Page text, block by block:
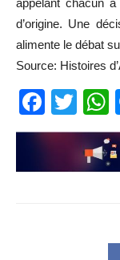
d’origine. Une
alimente le débat
Source: Histoires